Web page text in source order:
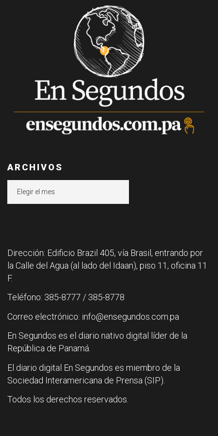
ARCHIVOS
Dirección: Edificio Brazil 405, vía Brasil, entrando por
la Calle del Agua (al lado del Idaan), piso 11, oficina 11
F.
Teléfono: 385-8777 / 385-8778
Correo electrónico: info@ensegundos.com.pa
En Segundos es el diario nativo digital líder de la
República de Panamá.
El diario digital En Segundos es miembro de la
Sociedad Interamericana de Prensa (SIP).
Todos los derechos reservados.